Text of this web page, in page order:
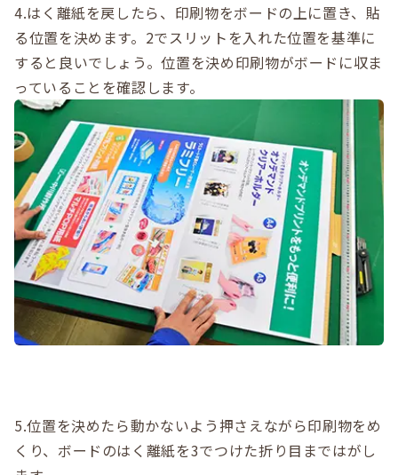
4.はく離紙を戻したら、印刷物をボードの上に置き、貼
る位置を決めます。2でスリットを入れた位置を基準に
すると良いでしょう。位置を決め印刷物がボードに収ま
っていることを確認します。
5.位置を決めたら動かないよう押さえながら印刷物をめ
くり、ボードのはく離紙を3でつけた折り目まではがし